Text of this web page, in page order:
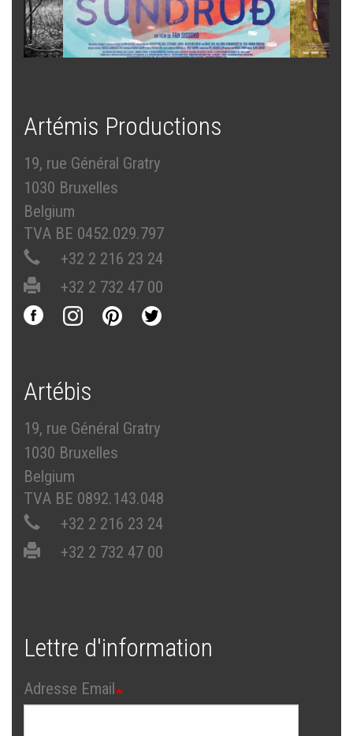
Artémis Productions
19, rue Général Gratry
1030 Bruxelles
Belgium
TVA BE 0452.029.797
+32 2 216 23 24
+32 2 732 47 00
Artébis
19, rue Général Gratry
1030 Bruxelles
Belgium
TVA BE 0892.143.048
+32 2 216 23 24
+32 2 732 47 00
Lettre d'information
Adresse Email